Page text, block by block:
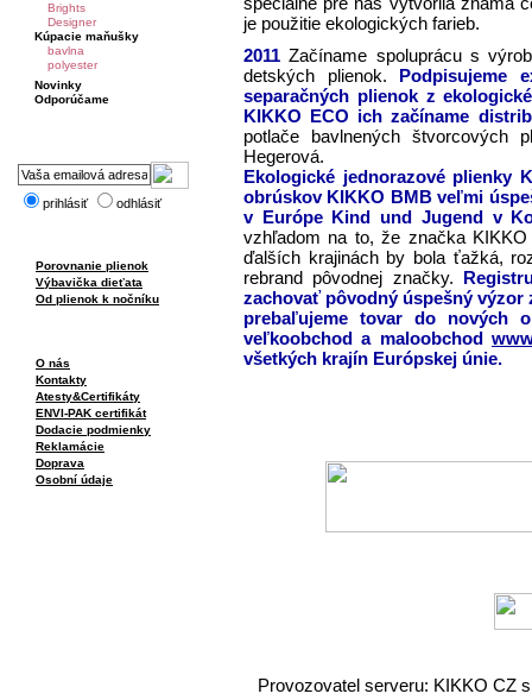
Brights
Designer
Kúpacie maňušky
bavlna
polyester
Novinky
Odporúčame
prihlásiť odhlásiť
Porovnanie plienok
Výbavička dieťata
Od plienok k nočníku
O nás
Kontakty
Atesty&Certifikáty
ENVI-PAK certifikát
Dodacie podmienky
Reklamácie
Doprava
Osobní údaje
je použitie ekologických farieb.
2011 Začíname spoluprácu s
detských plienok. Podpisujeme
separačných plienok z
KIKKO ECO ich začíname
potlače bavlnených štvorcových
Hegerová.
Ekologické jednorazové plienky
obrúskov KIKKO BMB veľmi
v Európe Kind und Jugend v
vzhľadom na to, že značka
ďalších krajinách by bola ťažká,
rebrand pôvodnej značky.
zachovať pôvodný úspešný
prebaľujeme tovar do nových
veľkoobchod a maloobchod
všetkých krajín Európskej únie.
Provozovatel serveru: KIKKO CZ